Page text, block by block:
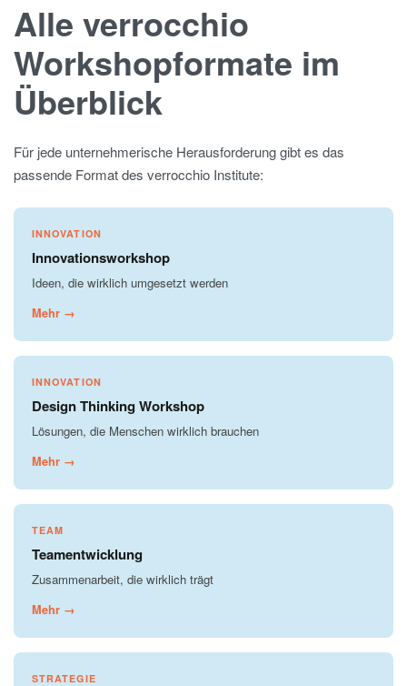
Alle verrocchio
Workshopformate im
Überblick
Für jede unternehmerische Herausforderung gibt es das
passende Format des verrocchio Institute:
INNOVATION
Innovationsworkshop
Ideen, die wirklich umgesetzt werden
Mehr →
INNOVATION
Design Thinking Workshop
Lösungen, die Menschen wirklich brauchen
Mehr →
TEAM
Teamentwicklung
Zusammenarbeit, die wirklich trägt
Mehr →
STRATEGIE